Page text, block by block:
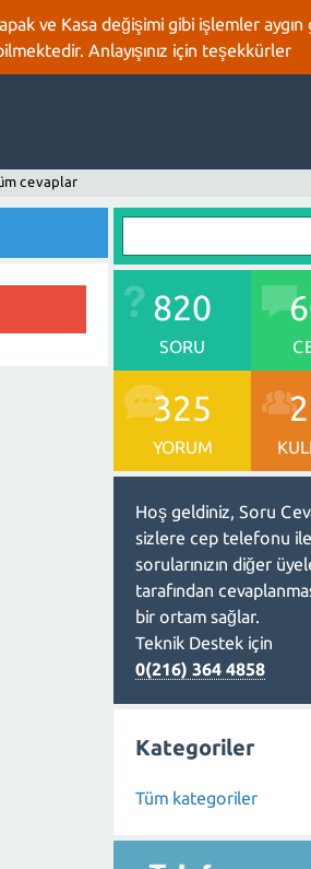
ve Kasa değişimi gibi işlemler
Anlayışınız için teşekkürler
cevaplar
820
SORU
325
YORUM
Hoş geldiniz, Soru
sizlere cep telefonu
sorularınızın diğer
tarafından
bir ortam sağlar.
Teknik Destek için
0(216) 364 4858
Kategoriler
Tüm kategoriler